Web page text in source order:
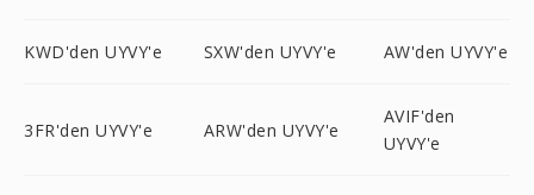
KWD'den UYVY'e SXW'den UYVY'e AW'den UYVY'e
3FR'den UYVY'e ARW'den UYVY'e
AVIF'den
UYVY'e